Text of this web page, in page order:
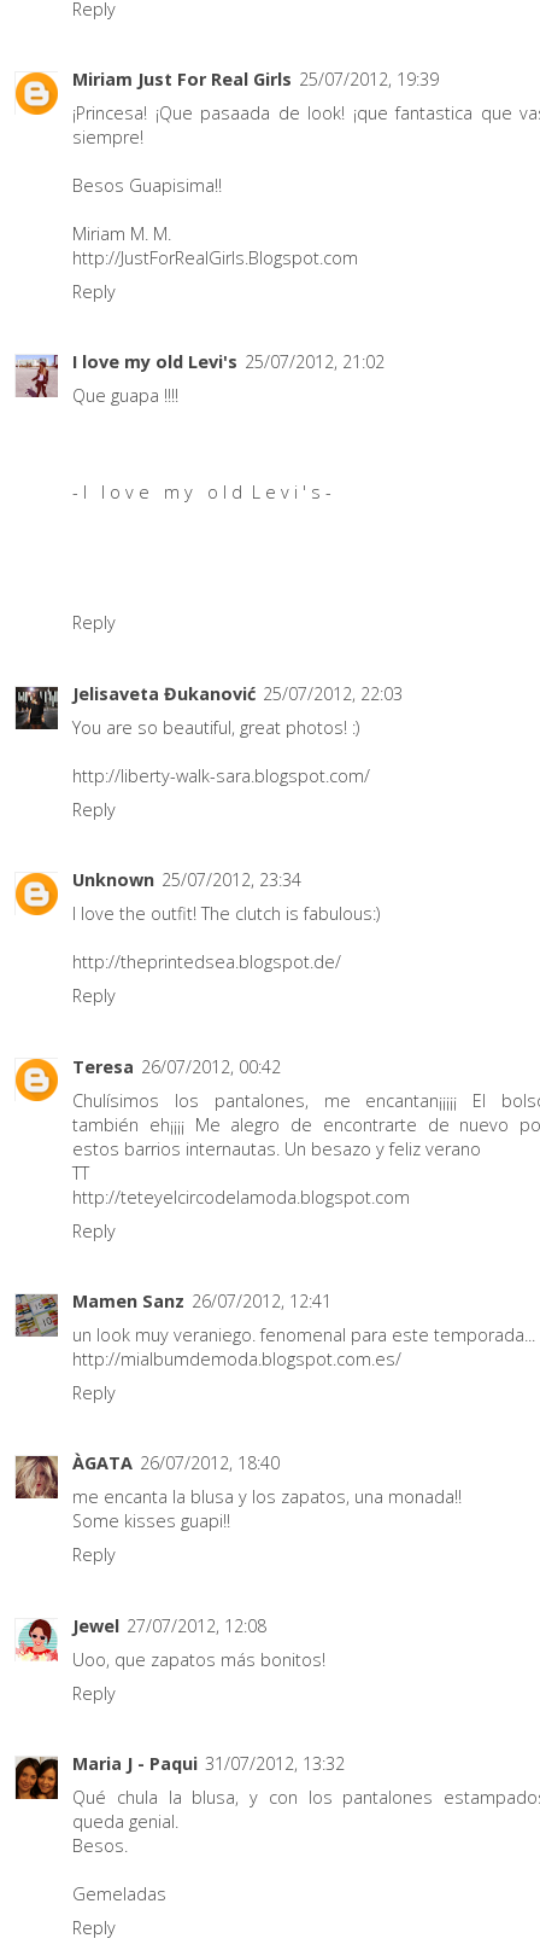
Reply
Miriam Just For Real Girls 25/07/2012, 19:39
¡Princesa! ¡Que pasaada de look! ¡que fantastica que
siempre!
Besos Guapisima!!
Miriam M. M.
http://JustForRealGirls.Blogspot.com
Reply
I love my old Levi's 25/07/2012, 21:02
Que guapa !!!!
- I l o v e m y o l d L e v i ' s -
Reply
Jelisaveta Đukanović 25/07/2012, 22:03
You are so beautiful, great photos! :)
http://liberty-walk-sara.blogspot.com/
Reply
Unknown 25/07/2012, 23:34
I love the outfit! The clutch is fabulous:)
http://theprintedsea.blogspot.de/
Reply
Teresa 26/07/2012, 00:42
Chulísimos los pantalones, me encantan¡¡¡¡¡ El
también eh¡¡¡¡ Me alegro de encontrarte de nuevo
estos barrios internautas. Un besazo y feliz verano
TT
http://teteyelcircodelamoda.blogspot.com
Reply
Mamen Sanz 26/07/2012, 12:41
un look muy veraniego. fenomenal para este temporada...
http://mialbumdemoda.blogspot.com.es/
Reply
ÀGATA 26/07/2012, 18:40
me encanta la blusa y los zapatos, una monada!!
Some kisses guapi!!
Reply
Jewel 27/07/2012, 12:08
Uoo, que zapatos más bonitos!
Reply
Maria J - Paqui 31/07/2012, 13:32
Qué chula la blusa, y con los pantalones
queda genial.
Besos.
Gemeladas
Reply